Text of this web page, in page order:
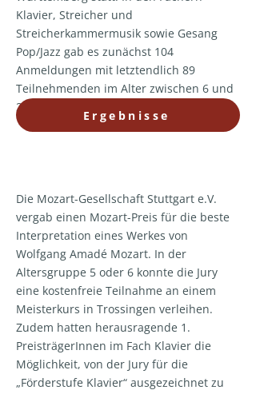
Klavier, Streicher und
Streicherkammermusik sowie Gesang
Pop/Jazz gab es zunächst 104
Anmeldungen mit letztendlich 89
Teilnehmenden im Alter zwischen 6 und
20 Jahren.
Die Mozart-Gesellschaft Stuttgart e.V.
vergab einen Mozart-Preis für die beste
Interpretation eines Werkes von
Wolfgang Amadé Mozart. In der
Altersgruppe 5 oder 6 konnte die Jury
eine kostenfreie Teilnahme an einem
Meisterkurs in Trossingen verleihen.
Zudem hatten herausragende 1.
PreisträgerInnen im Fach Klavier die
Möglichkeit, von der Jury für die
„Förderstufe Klavier“ ausgezeichnet zu
Ergebnisse